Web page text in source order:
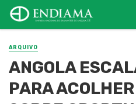
ARQUIVO
ANGOLA
PARA